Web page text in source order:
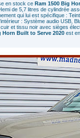
en stock ce Ram 1500 Big
de 5,7 litres de cylindrée
qui lui est spécifique :
: Système audio USB,
et tissu noir avec sièges
Horn Built to Serve 2020 est